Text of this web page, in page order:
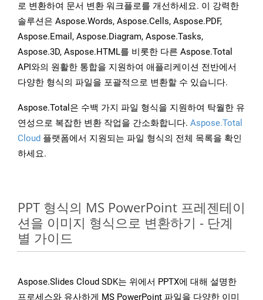
로 변환하여 문서 변환 워크플로를 개선하세요. 이 강력한
솔루션은 Aspose.Words, Aspose.Cells, Aspose.PDF,
Aspose.Email, Aspose.Diagram, Aspose.Tasks,
Aspose.3D, Aspose.HTML를 비롯한 다른 Aspose.Total
API와의 원활한 통합을 지원하여 애플리케이션 전반에서
다양한 형식의 파일을 포괄적으로 변환할 수 있습니다.
Aspose.Total은 수백 가지 파일 형식을 지원하여 탁월한 유
연성으로 복잡한 변환 작업을 간소화합니다. Aspose.Total
Cloud 플랫폼에서 지원되는 파일 형식의 전체 목록을 확인
하세요.
PPT 형식의 MS PowerPoint 프레젠테이
션을 이미지 형식으로 변환하기 - 단계
별 가이드
Aspose.Slides Cloud SDK는 위에서 PPTX에 대해 설명한
프로세스와 유사하게 MS PowerPoint 파일을 다양한 이미